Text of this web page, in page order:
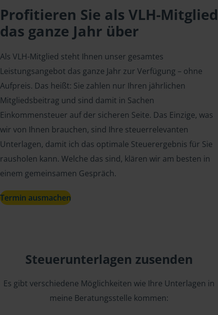
Profitieren Sie als VLH-Mitglied
das ganze Jahr über
Als VLH-Mitglied steht Ihnen unser gesamtes
Leistungsangebot das ganze Jahr zur Verfügung – ohne
Aufpreis. Das heißt: Sie zahlen nur Ihren jährlichen
Mitgliedsbeitrag und sind damit in Sachen
Einkommensteuer auf der sicheren Seite. Das Einzige, was
wir von Ihnen brauchen, sind Ihre steuerrelevanten
Unterlagen, damit ich das optimale Steuerergebnis für Sie
rausholen kann. Welche das sind, klären wir am besten in
einem gemeinsamen Gespräch.
Termin ausmachen
Steuerunterlagen zusenden
Es gibt verschiedene Möglichkeiten wie Ihre Unterlagen in
meine Beratungsstelle kommen: